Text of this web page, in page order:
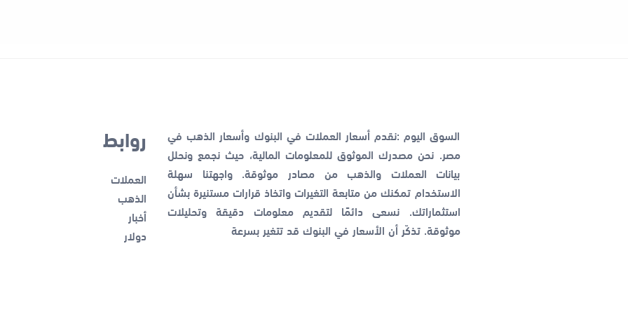
السوق اليوم :نقدم أسعار العملات في البنوك وأسعار الذهب في
مصر. نحن مصدرك الموثوق للمعلومات المالية، حيث نجمع ونحلل
بيانات العملات والذهب من مصادر موثوقة. واجهتنا سهلة
الاستخدام تمكنك من متابعة التغيرات واتخاذ قرارات مستنيرة بشأن
استثماراتك. نسعى دائمًا لتقديم معلومات دقيقة وتحليلات
موثوقة. تذكّر أن الأسعار في البنوك قد تتغير بسرعة
روابط
العملات
الذهب
أخبار
دولار